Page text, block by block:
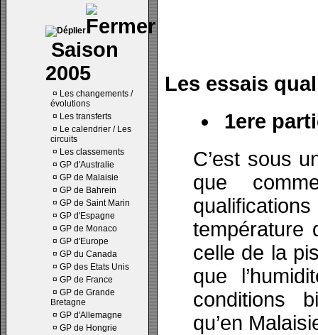
Saison
2005
¤ Les changements /
évolutions
¤ Les transferts
¤ Le calendrier / Les
circuits
¤ Les classements
¤ GP d'Australie
¤ GP de Malaisie
¤ GP de Bahrein
¤ GP de Saint Marin
¤ GP d'Espagne
¤ GP de Monaco
¤ GP d'Europe
¤ GP du Canada
¤ GP des Etats Unis
¤ GP de France
¤ GP de Grande
Bretagne
¤ GP d'Allemagne
¤ GP de Hongrie
Les essais
1ere
C’est sous
que
température
celle de la
que
conditions
qu’en